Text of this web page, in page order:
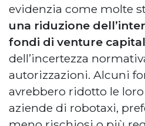
evidenzia come molte
una riduzione
fondi di venture capital
dell’incertezza
autorizzazioni. Alcuni
avrebbero ridotto le
aziende di robotaxi,